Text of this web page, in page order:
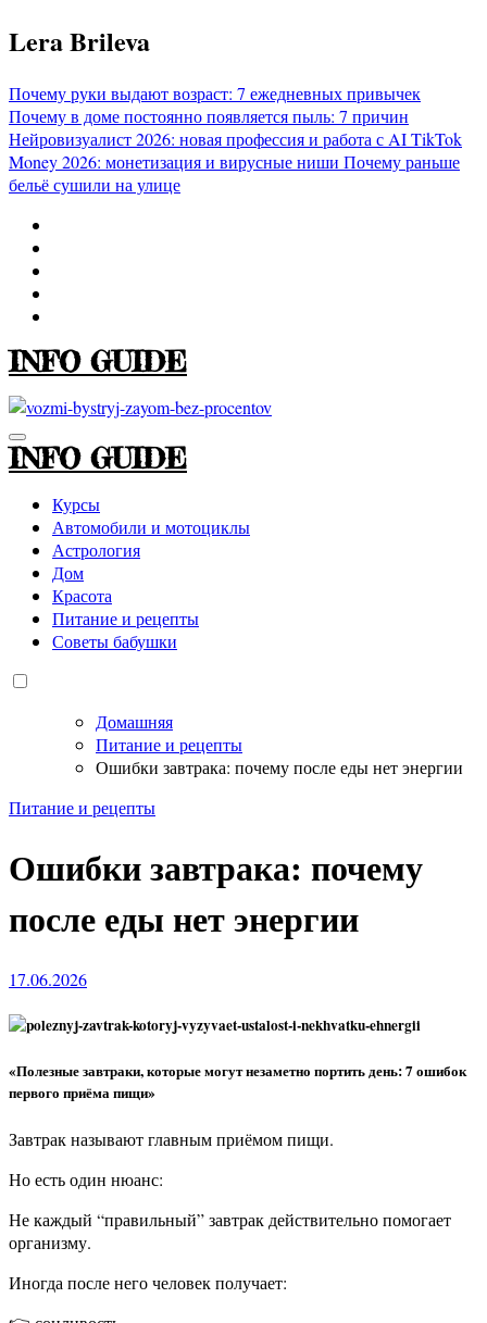
Перейти
к
Lera Brileva
Почему руки выдают возраст: 7 ежедневных привычек
Почему в доме постоянно появляется пыль: 7 причин
Нейровизуалист 2026: новая профессия и работа с AITikTok
Money 2026: монетизация и вирусные ниши Почему раньше
бельё сушили на улице
INFO GUIDE
INFO GUIDE
Курсы
Автомобили и мотоциклы
Астрология
Дом
Красота
Питание и рецепты
Советы бабушки
Домашняя
Питание и рецепты
Ошибки завтрака: почему после еды нет энергии
Питание и рецепты
Ошибки завтрака: почему
после еды нет энергии
17.06.2026
«Полезные завтраки, которые могут незаметно портить день: 7 ошибок
первого приёма пищи»
Завтрак называют главным приёмом пищи.
Но есть один нюанс:
Не каждый “правильный” завтрак действительно помогает
организму.
Иногда после него человек получает: